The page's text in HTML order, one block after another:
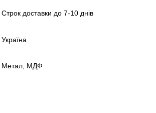
Строк доставки до 7-10 днів
Україна
Метал, МДФ